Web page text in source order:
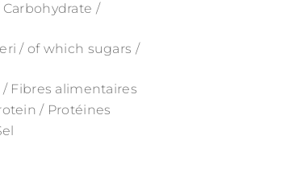
/
/ of which sugars /
/ Fibres alimentaires
/ Protéines